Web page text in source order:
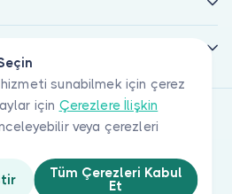
sunabilmek için çerez
için Çerezlere İlişkin
veya çerezleri
Tüm Çerezleri Kabul
Et